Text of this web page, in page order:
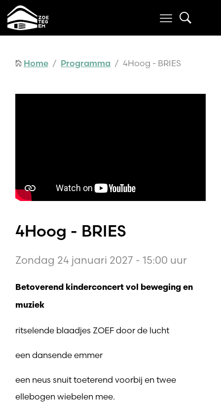
Home / Programma / 4Hoog - BRIES
4Hoog - BRIES
Zondag 24 januari 2027 - 15:00 uur
Betoverend kinderconcert vol beweging en
muziek
ritselende blaadjes ZOEF door de lucht
een dansende emmer
een neus snuit toeterend voorbij en twee
ellebogen wiebelen mee.